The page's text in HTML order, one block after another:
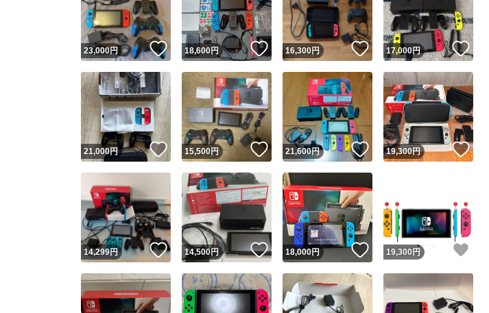
スピード＆安心発送
このユーザーは高頻度で24
ます
スピード発送 このユーザーは高頻度で24
安心発送 このユーザーは設定した発
23,000円 いいね！
18,600円 いいね！
16,300円 いいね！
17,000円 い
21,000円 いいね！
15,500円 いいね！
21,600円 いいね！
19,300円 い
14,299円 いいね！
14,500円 いいね！
18,000円 いいね！
19,300 円